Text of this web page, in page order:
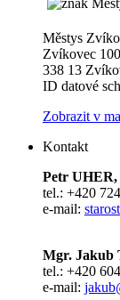
Městys
Zvíkovec 100
338 13
ID datové
Zobrazit v
Kontakt
Petr UHER,
tel.: +420
e-mail:
Mgr. Jakub
tel.: +420
e-mail: